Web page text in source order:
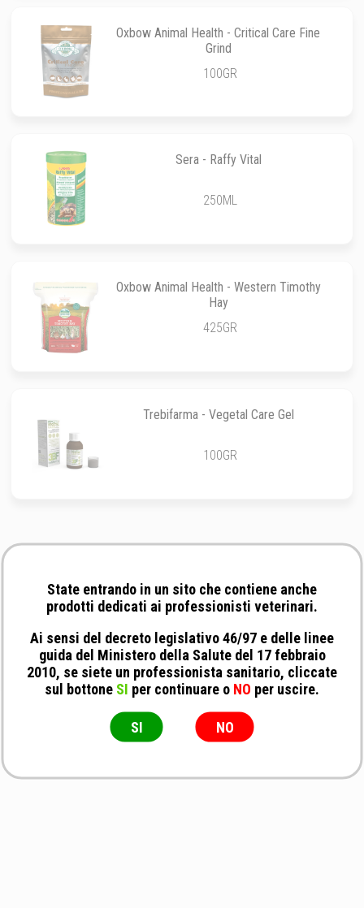
Oxbow Animal Health - Critical Care Fine
Grind
100GR
Sera - Raffy Vital
250ML
Oxbow Animal Health - Western Timothy
Hay
425GR
Trebifarma - Vegetal Care Gel
100GR
State entrando in un sito che contiene anche
prodotti dedicati ai professionisti veterinari.
Ai sensi del decreto legislativo 46/97 e delle linee
guida del Ministero della Salute del 17 febbraio
2010, se siete un professionista sanitario, cliccate
sul bottone SI per continuare o NO per uscire.
SI NO